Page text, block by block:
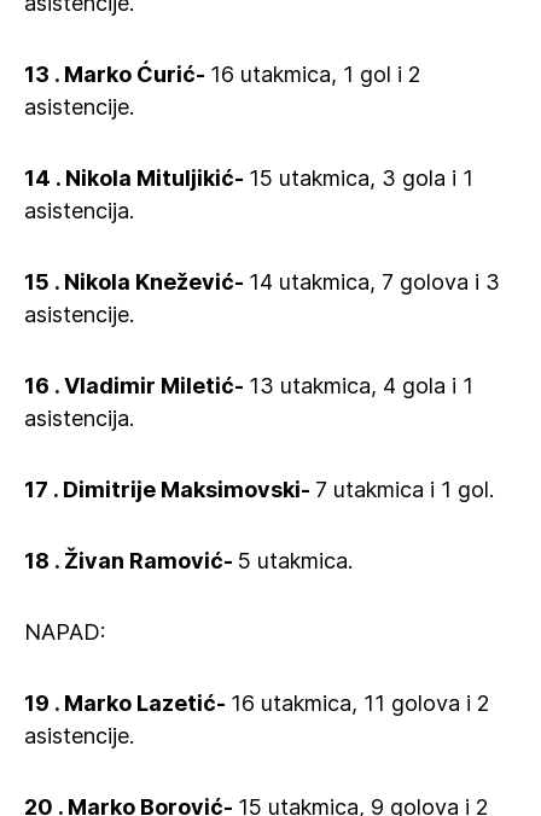
13 . Marko Ćurić- 16 utakmica, 1 gol i 2
asistencije.
14 . Nikola Mituljikić- 15 utakmica, 3 gola i 1
asistencija.
15 . Nikola Knežević- 14 utakmica, 7 golova i 3
asistencije.
16 . Vladimir Miletić- 13 utakmica, 4 gola i 1
asistencija.
17 . Dimitrije Maksimovski- 7 utakmica i 1 gol.
18 . Živan Ramović- 5 utakmica.
NAPAD:
19 . Marko Lazetić- 16 utakmica, 11 golova i 2
asistencije.
20 . Marko Borović- 15 utakmica, 9 golova i 2